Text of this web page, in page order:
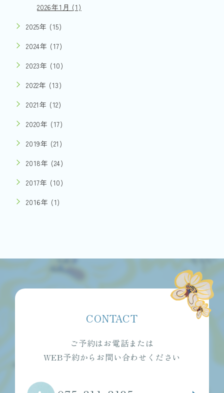
2026年1月 (1)
2025年 (15)
2024年 (17)
2023年 (10)
2022年 (13)
2021年 (12)
2020年 (17)
2019年 (21)
2018年 (24)
2017年 (10)
2016年 (1)
CONTACT
ご予約はお電話または
WEB予約からお問い合わせください